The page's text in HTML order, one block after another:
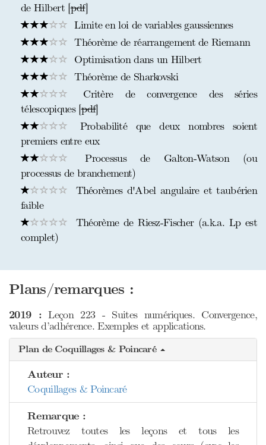
de Hilbert [pdf]
Limite en loi de variables gaussiennes
Théorème de réarrangement de Riemann
Optimisation dans un Hilbert
Théorème de Sharkovski
Critère de convergence des séries
télescopiques [pdf]
Probabilité que deux nombres soient
premiers entre eux
Processus de Galton-Watson (ou
processus de branchement)
Théorèmes d'Abel angulaire et taubérien
faible
Théorème de Riesz-Fischer (a.k.a. Lp est
complet)
Plans/remarques :
2019 :Leçon 223 - Suites numériques. Convergence,
valeurs d’adhérence. Exemples et applications.
Plan de Coquillages & Poincaré
Auteur :
Coquillages & Poincaré
Remarque :
Retrouvez toutes les leçons et tous les